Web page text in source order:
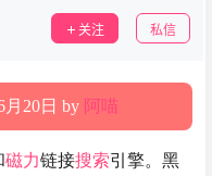
关注 私信
月20日 by 阿喵
磁力链接搜索引擎。黑